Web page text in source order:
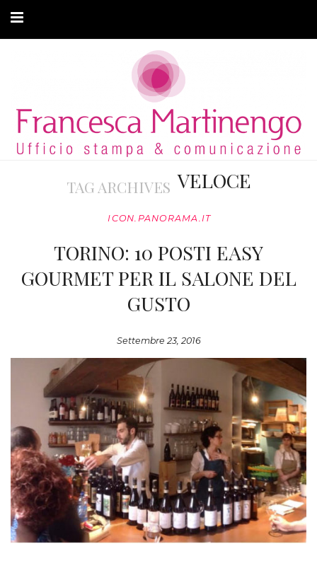
ARTICOLI
MODA ADATTIVA
CONTATTITAG ARCHIVES VELOCE
ICON.PANORAMA.IT
TORINO: 10 POSTI EASY
GOURMET PER IL SALONE DEL
GUSTO
Settembre 23, 2016